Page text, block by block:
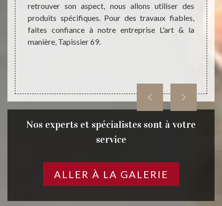
retrouver son aspect, nous allons utiliser des
produits spécifiques. Pour des travaux fiables,
faites confiance à notre entreprise L'art & la
manière, Tapissier 69.
à
Nos experts et spécialistes sont à votre
service
ALLER À LA GALERIE